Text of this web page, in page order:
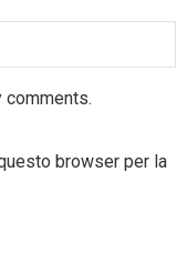
comments.
browser per la